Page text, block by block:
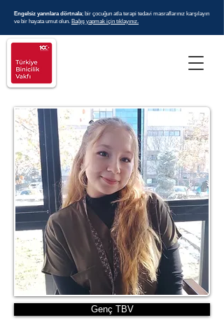
Engelsiz yarınlara dörtnala; bir çocuğun atla terapi tedavi masraflarınız karşılayın
ve bir hayata umut olun. Bağış yapmak için tıklayınız.
Genç TBV